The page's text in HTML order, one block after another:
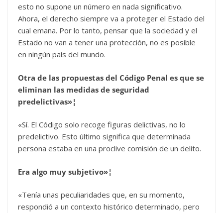
esto no supone un número en nada significativo.
Ahora, el derecho siempre va a proteger el Estado del
cual emana. Por lo tanto, pensar que la sociedad y el
Estado no van a tener una protección, no es posible
en ningún país del mundo.
Otra de las propuestas del Código Penal es que se
eliminan las medidas de seguridad
predelictivas»¦
«Sí. El Código solo recoge figuras delictivas, no lo
predelictivo. Esto último significa que determinada
persona estaba en una proclive comisión de un delito.
Era algo muy subjetivo»¦
«Tenía unas peculiaridades que, en su momento,
respondió a un contexto histórico determinado, pero